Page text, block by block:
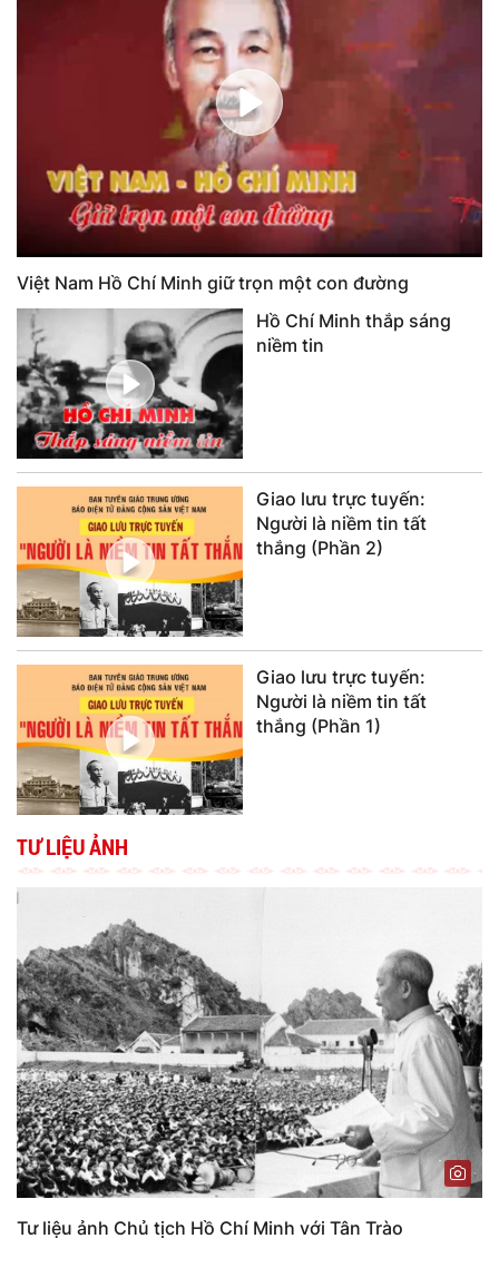
Việt Nam Hồ Chí Minh giữ trọn một con đường
Hồ Chí Minh thắp sáng
niềm tin
Giao lưu trực tuyến:
Người là niềm tin tất
thắng (Phần 2)
Giao lưu trực tuyến:
Người là niềm tin tất
thắng (Phần 1)
TƯ LIỆU ẢNH
Tư liệu ảnh Chủ tịch Hồ Chí Minh với Tân Trào